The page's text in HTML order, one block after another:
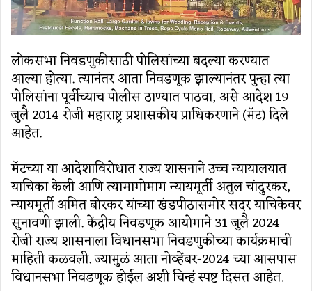
लोकसभा निवडणुकीसाठी पोलिसांच्या बदल्या करण्यात
आल्या होत्या. त्यानंतर आता निवडणूक झाल्यानंतर पुन्हा त्या
पोलिसांना पूर्वीच्याच पोलीस ठाण्यात पाठवा, असे आदेश 19
जुलै 2014 रोजी महाराष्ट्र प्रशासकीय प्राधिकरणाने (मॅट) दिले
आहेत.
मॅटच्या या आदेशाविरोधात राज्य शासनाने उच्च न्यायालयात
याचिका केली आणि त्यामागोमाग न्यायमूर्ती अतुल चांदुरकर,
न्यायमूर्ती अमित बोरकर यांच्या खंडपीठासमोर सदर याचिकेवर
सुनावणी झाली. केंद्रीय निवडणूक आयोगाने 31 जुलै 2024
रोजी राज्य शासनाला विधानसभा निवडणुकीच्या कार्यक्रमाची
माहिती कळवली. ज्यामुळं आता नोव्हेंबर-2024 च्या आसपास
विधानसभा निवडणूक होईल अशी चिन्हं स्पष्ट दिसत आहेत.